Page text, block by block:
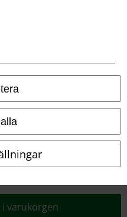
i varukorgen